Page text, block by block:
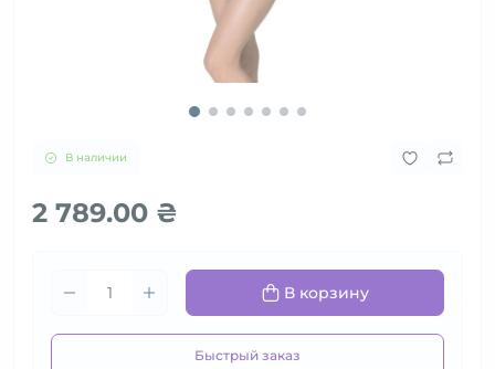
В наличии
2 789.00 ₴
В корзину
Быстрый заказ